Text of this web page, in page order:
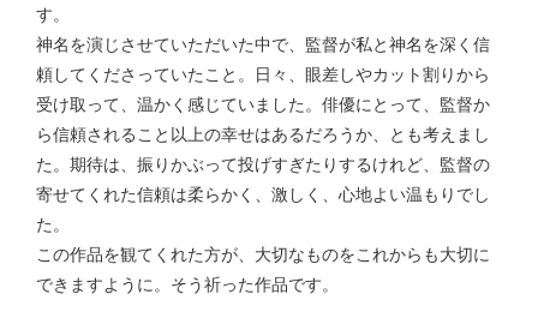
す。
神名を演じさせていただいた中で、監督が私と神名を深く信
頼してくださっていたこと。日々、眼差しやカット割りから
受け取って、温かく感じていました。俳優にとって、監督か
ら信頼されること以上の幸せはあるだろうか、とも考えまし
た。期待は、振りかぶって投げすぎたりするけれど、監督の
寄せてくれた信頼は柔らかく、激しく、心地よい温もりでし
た。
この作品を観てくれた方が、大切なものをこれからも大切に
できますように。そう祈った作品です。